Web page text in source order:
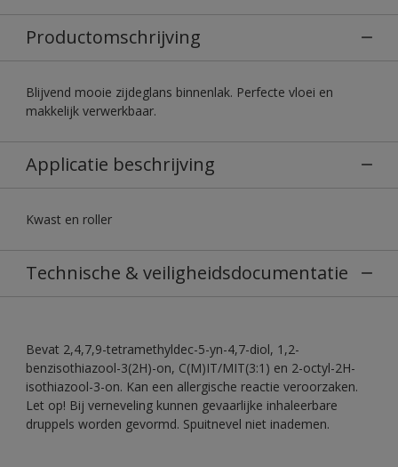
Productomschrijving
Blijvend mooie zijdeglans binnenlak. Perfecte vloei en
makkelijk verwerkbaar.
Applicatie beschrijving
Kwast en roller
Technische & veiligheidsdocumentatie
Bevat 2,4,7,9-tetramethyldec-5-yn-4,7-diol, 1,2-
benzisothiazool-3(2H)-on, C(M)IT/MIT(3:1) en 2-octyl-2H-
isothiazool-3-on. Kan een allergische reactie veroorzaken.
Let op! Bij verneveling kunnen gevaarlijke inhaleerbare
druppels worden gevormd. Spuitnevel niet inademen.